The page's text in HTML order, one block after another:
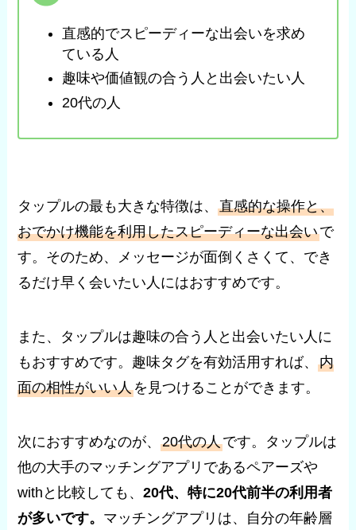
直感的でスピーディーな出会いを求め
ている人
趣味や価値観の合う人と出会いたい人
20代の人
タップルの最も大きな特徴は、直感的な操作と、
おでかけ機能を利用したスピーディーな出会いで
す。そのため、メッセージが面倒くさくて、でき
るだけ早く会いたい人にはおすすめです。
また、タップルは趣味の合う人と出会いたい人に
もおすすめです。趣味タグを有効活用すれば、内
面の相性がいい人を見つけることができます。
次におすすめなのが、20代の人です。タップルは
他の大手のマッチングアプリであるペアーズや
withと比較しても、20代、特に20代前半の利用者
が多いです。 マッチングアプリは、自分の年齢層